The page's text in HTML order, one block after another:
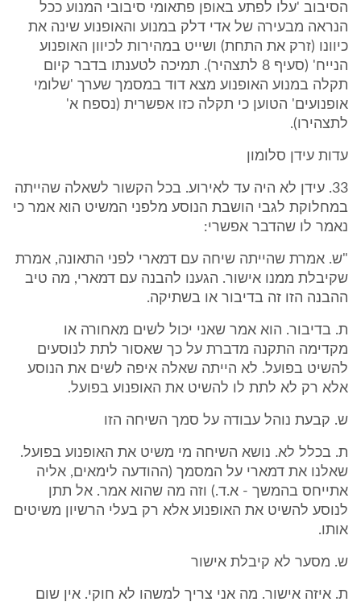
הסיבוב 'עלו לפתע באופן פתאומי סיבובי המנוע ככל
הנראה מבעירה של אדי דלק במנוע והאופנוע שינה את
כיוונו (זרק את התחת) ושייט במהירות לכיוון האופנוע
הנייח' (סעיף 8 לתצהיר). תמיכה לטענתו בדבר קיום
תקלה במנוע האופנוע מצא דוד במסמך שערך 'שלומי
אופנועים' הטוען כי תקלה כזו אפשרית (נספח א'
לתצהירו).
עדות עידן סלומון
33. עידן לא היה עד לאירוע. בכל הקשור לשאלה שהייתה
במחלוקת לגבי הושבת הנוסע מלפני המשיט הוא אמר כי
נאמר לו שהדבר אפשרי:
"ש. אמרת שהייתה שיחה עם דמארי לפני התאונה, אמרת
שקיבלת ממנו אישור. הגענו להבנה עם דמארי, מה טיב
ההבנה הזו זה בדיבור או בשתיקה.
ת. בדיבור. הוא אמר שאני יכול לשים מאחורה או
מקדימה התקנה מדברת על כך שאסור לתת לנוסעים
להשיט בפועל. לא הייתה שאלה איפה לשים את הנוסע
אלא רק לא לתת לו להשיט את האופנוע בפועל.
ש. קבעת נוהל עבודה על סמך השיחה הזו
ת. בכלל לא. נושא השיחה מי משיט את האופנוע בפועל.
שאלנו את דמארי על המסמך (ההודעה לימאים, אליה
אתייחס בהמשך - א.ד.) וזה מה שהוא אמר. אל תתן
לנוסע להשיט את האופנוע אלא רק בעלי הרשיון משיטים
אותו.
ש. מסער לא קיבלת אישור
ת. איזה אישור. מה אני צריך למשהו לא חוקי. אין שום